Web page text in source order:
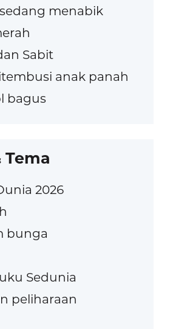
menabik
Sabit
anak panah
bagus
Tema
2026
bunga
Sedunia
peliharaan